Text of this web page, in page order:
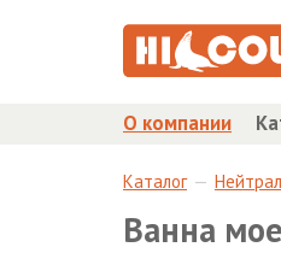
О компании
Каталог
Ванна